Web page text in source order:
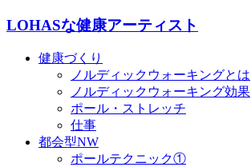
LOHASな健康アーティスト
健康づくり
ノルディックウォーキングとは
ノルディックウォーキング効果
ポール・ストレッチ
仕事
都会型NW
ポールテクニック①